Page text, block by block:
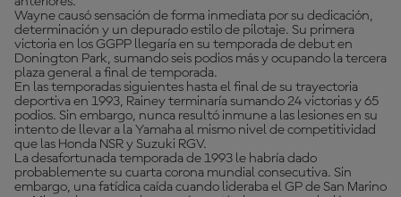
Wayne causó sensación de forma inmediata por su dedicación,
determinación y un depurado estilo de pilotaje. Su primera
victoria en los GGPP llegaría en su temporada de debut en
Donington Park, sumando seis podios más y ocupando la tercera
plaza general a final de temporada.
En las temporadas siguientes hasta el final de su trayectoria
deportiva en 1993, Rainey terminaría sumando 24 victorias y 65
podios. Sin embargo, nunca resultó inmune a las lesiones en su
intento de llevar a la Yamaha al mismo nivel de competitividad
que las Honda NSR y Suzuki RGV.
La desafortunada temporada de 1993 le habría dado
probablemente su cuarta corona mundial consecutiva. Sin
embargo, una fatídica caída cuando lideraba el GP de San Marino